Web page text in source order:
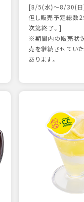
[8/5(水)～8/30(日
但し販売予定総数
次第終了。]
※期間内の販売状況
売を継続させてい
あります。